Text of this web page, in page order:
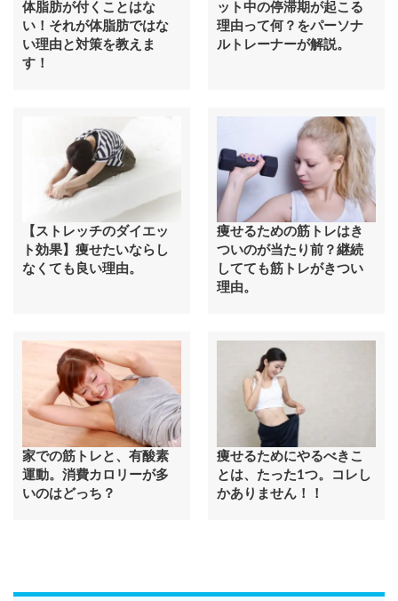
体脂肪が付くことはな
い！それが体脂肪ではな
い理由と対策を教えま
す！
ット中の停滞期が起こる
理由って何？をパーソナ
ルトレーナーが解説。
【ストレッチのダイエッ
ト効果】痩せたいならし
なくても良い理由。
痩せるための筋トレはき
ついのが当たり前？継続
してても筋トレがきつい
理由。
家での筋トレと、有酸素
運動。消費カロリーが多
いのはどっち？
痩せるためにやるべきこ
とは、たった1つ。コレし
かありません！！